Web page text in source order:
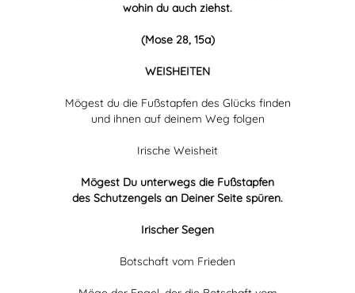
wohin du auch ziehst.
(Mose 28, 15a)
WEISHEITEN
Mögest du die Fußstapfen des Glücks finden
und ihnen auf deinem Weg folgen
Irische Weisheit
Mögest Du unterwegs die Fußstapfen
des Schutzengels an Deiner Seite spüren.
Irischer Segen
Botschaft vom Frieden